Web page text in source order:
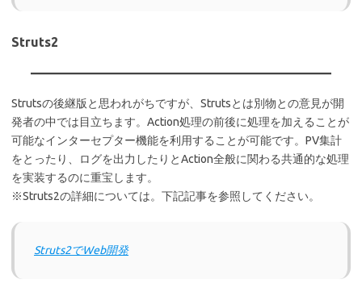
Struts2
Strutsの後継版と思われがちですが、Strutsとは別物との意見が開
発者の中では目立ちます。Action処理の前後に処理を加えることが
可能なインターセプター機能を利用することが可能です。PV集計
をとったり、ログを出力したりとAction全般に関わる共通的な処理
を実装するのに重宝します。
※Struts2の詳細については。下記記事を参照してください。
Struts2でWeb開発